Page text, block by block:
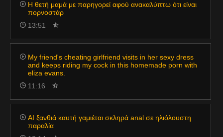
Η θετή μαμά με παρηγορεί αφού ανακαλύπτω ότι είναι
πορνοστάρ
13:51
My friend's cheating girlfriend visits in her sexy dress
and keeps riding my cock in this homemade porn with
eliza evans.
11:16
AI ξανθιά καυτή γαμιέται σκληρά anal σε ηλιόλουστη
παραλία